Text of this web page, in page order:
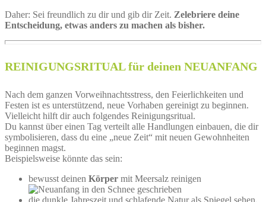
Daher: Sei freundlich zu dir und gib dir Zeit. Zelebriere deine
Entscheidung, etwas anders zu machen als bisher.
REINIGUNGSRITUAL für deinen NEUANFANG
Nach dem ganzen Vorweihnachtsstress, den Feierlichkeiten und
Festen ist es unterstützend, neue Vorhaben gereinigt zu beginnen.
Vielleicht hilft dir auch folgendes Reinigungsritual.
Du kannst über einen Tag verteilt alle Handlungen einbauen, die dir
symbolisieren, dass du eine „neue Zeit“ mit neuen Gewohnheiten
beginnen magst.
Beispielsweise könnte das sein:
bewusst deinen Körper mit Meersalz reinigen
die dunkle Jahreszeit und schlafende Natur als Spiegel sehen,